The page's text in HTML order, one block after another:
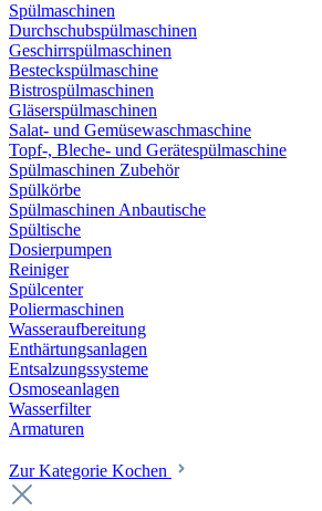
Spülmaschinen
Durchschubspülmaschinen
Geschirrspülmaschinen
Besteckspülmaschine
Bistrospülmaschinen
Gläserspülmaschinen
Salat- und Gemüsewaschmaschine
Topf-, Bleche- und Gerätespülmaschine
Spülmaschinen Zubehör
Spülkörbe
Spülmaschinen Anbautische
Spültische
Dosierpumpen
Reiniger
Spülcenter
Poliermaschinen
Wasseraufbereitung
Enthärtungsanlagen
Entsalzungssysteme
Osmoseanlagen
Wasserfilter
Armaturen
Zur Kategorie Kochen